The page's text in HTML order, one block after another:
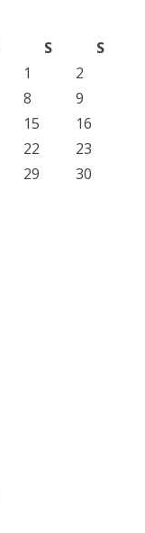
S
S
1
2
8
9
15
16
22
23
29
30